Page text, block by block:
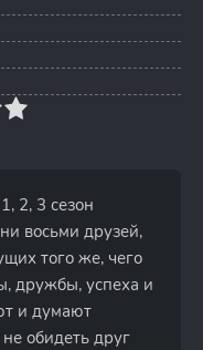
2, 3 сезон
восьми друзей,
того же, чего
дружбы, успеха и
и думают
обидеть друг